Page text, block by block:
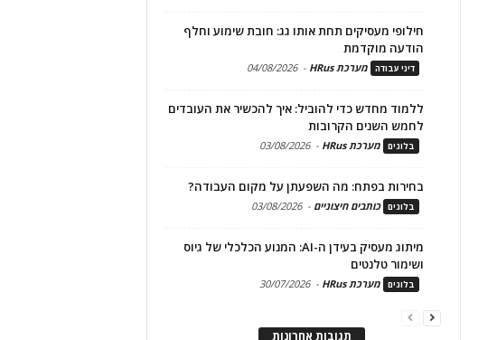
חילופי מעסיקים תחת אותו גג: חובת שימוע וחלף
הודעה מוקדמת
דיני עבודה מערכת HRus -
04/08/2026
ללמוד מחדש כדי להוביל: איך להכשיר את העובדים
לחמש השנים הקרובות
בלוגים מערכת HRus -
03/08/2026
בחירות בפתח: מה השפעתן על מקום העבודה?
בלוגים כותבים חיצוניים -
03/08/2026
מיתוג מעסיק בעידן ה-AI: המנוע הכלכלי של גיוס
ושימור טלנטים
בלוגים מערכת HRus -
30/07/2026
תגובות אחרונות